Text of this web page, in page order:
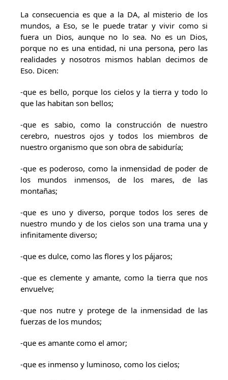
La consecuencia es que a la DA, al misterio de los
mundos, a Eso, se le puede tratar y vivir como si
fuera un Dios, aunque no lo sea. No es un Dios,
porque no es una entidad, ni una persona, pero las
realidades y nosotros mismos hablan decimos de
Eso. Dicen:
-que es bello, porque los cielos y la tierra y todo lo
que las habitan son bellos;
-que es sabio, como la construcción de nuestro
cerebro, nuestros ojos y todos los miembros de
nuestro organismo que son obra de sabiduría;
-que es poderoso, como la inmensidad de poder de
los mundos inmensos, de los mares, de las
montañas;
-que es uno y diverso, porque todos los seres de
nuestro mundo y de los cielos son una trama una y
infinitamente diverso;
-que es dulce, como las flores y los pájaros;
-que es clemente y amante, como la tierra que nos
envuelve;
-que nos nutre y protege de la inmensidad de las
fuerzas de los mundos;
-que es amante como el amor;
-que es inmenso y luminoso, como los cielos;